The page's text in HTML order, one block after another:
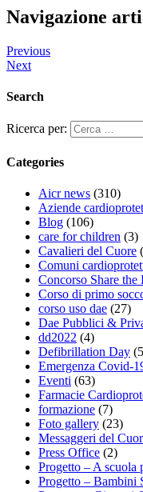
Navigazione
Previous
Next
Search
Ricerca per:
Categories
Aicr news (310)
Aziende
Blog (106)
care for children (3)
Cavalieri del Cuore
Comuni
Concorso Share the
Corso di primo
corso uso dae (27)
Dae Pubblici &
dd2022 (4)
Defibrillation Day
Emergenza Covid-
Eventi (63)
Farmacie
formazione (7)
Foto gallery (23)
Messaggeri del
Press Office (2)
Progetto – A scuola
Progetto – Bambini